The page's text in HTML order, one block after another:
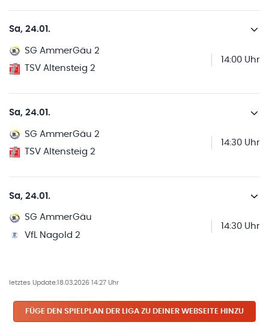
Sa, 24.01.
SG AmmerGäu 2
TSV Altensteig 2
14:00 Uhr
Sa, 24.01.
SG AmmerGäu 2
TSV Altensteig 2
14:30 Uhr
Sa, 24.01.
SG AmmerGäu
VfL Nagold 2
14:30 Uhr
letztes Update:18.03.2026 14:27 Uhr
FÜGE DEN SPIELPLAN DER LIGA ZU DEINER WEBSEITE HINZU